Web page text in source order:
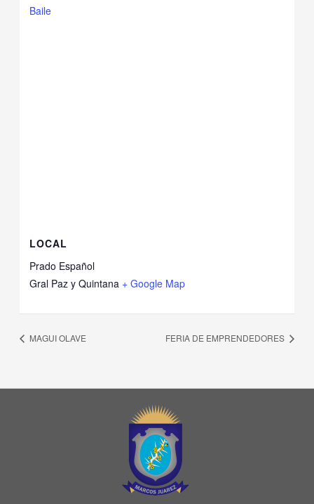
Baile
LOCAL
Prado Español
Gral Paz y Quintana + Google Map
MAGUI OLAVE FERIA DE EMPRENDEDORES